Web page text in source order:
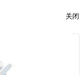
表会议和工农兵劳
交流战斗和工作经
26位代表作了发
关闭